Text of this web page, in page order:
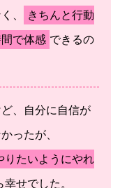
、 きちんと行動
で体感 できるの
、自分に自信が
ったが、
りたいようにやれ
せでした。